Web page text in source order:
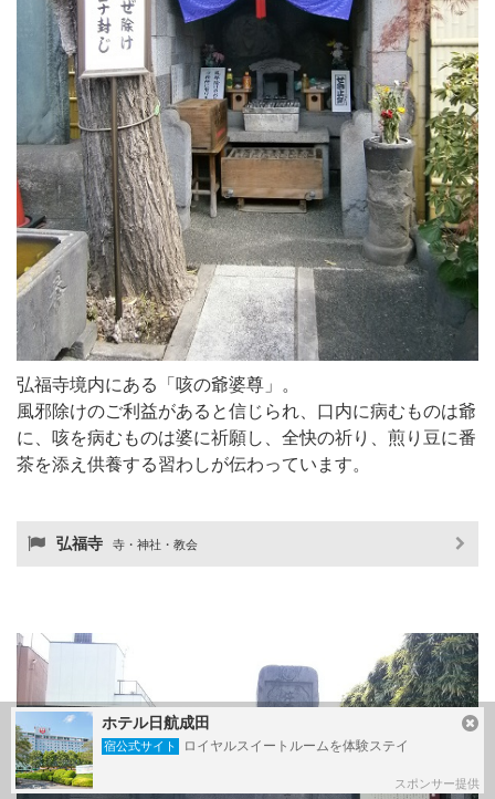
弘福寺境内にある「咳の爺婆尊」。
風邪除けのご利益があると信じられ、口内に病むものは爺
に、咳を病むものは婆に祈願し、全快の祈り、煎り豆に番
茶を添え供養する習わしが伝わっています。
弘福寺 寺・神社・教会
ホテル日航成田
宿公式サイト ロイヤルスイートルームを体験ステイ
スポンサー提供